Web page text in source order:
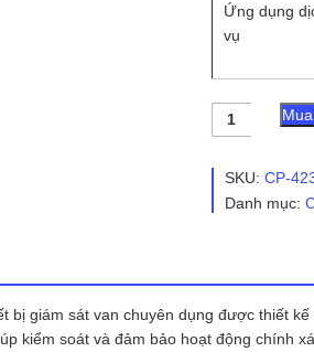
Ứng dụng
vụ
Công
sát
OSYR
lượng
SKU: CP-
Danh mục:
bị giám sát van chuyên dụng được thiết
kiểm soát và đảm bảo hoạt động chính